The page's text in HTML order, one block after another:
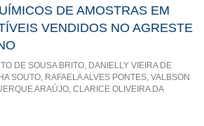
DE AMOSTRAS EM
VENDIDOS NO AGRESTE
DE SOUSA BRITO, DANIELLY VIEIRA DE
SOUTO, RAFAELA ALVES PONTES, VALBSON
ARAÚJO, CLARICE OLIVEIRA DA